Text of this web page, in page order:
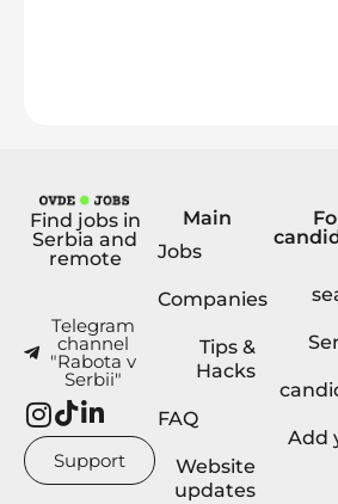
Find jobs in
Serbia and
remote
Telegram
channel
"Rabota v
Serbii"
Support
Main
Jobs
Companies
Tips &
Hacks
FAQ
Website
updates
Add